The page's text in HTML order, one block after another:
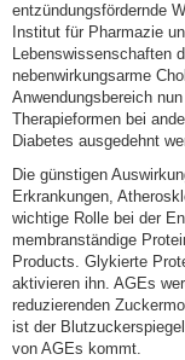
entzündungsfördernde
Institut für Pharmazie
Lebenswissenschaften
nebenwirkungsarme
Anwendungsbereich
Therapieformen bei
Diabetes ausgedehnt
Die günstigen
Erkrankungen,
wichtige Rolle bei der
membranständige
Products. Glykierte
aktivieren ihn. AGEs
reduzierenden
ist der
von AGEs kommt.